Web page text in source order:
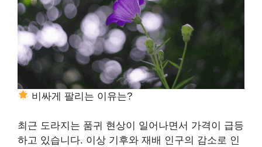
비싸게 팔리는 이유는?
최근 도라지는 품귀 현상이 일어나면서 가격이 급등
하고 있습니다. 이상 기후와 재배 인구의 감소로 인